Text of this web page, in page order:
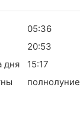
05:36
20:53
дня
15:17
полнолуние